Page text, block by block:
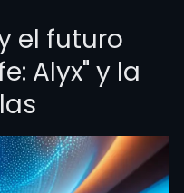
el futuro
Alyx" y la